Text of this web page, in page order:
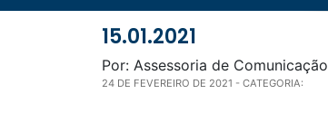
15.01.2021
Por: Assessoria de Comunicação
24 DE FEVEREIRO DE 2021 - CATEGORIA: